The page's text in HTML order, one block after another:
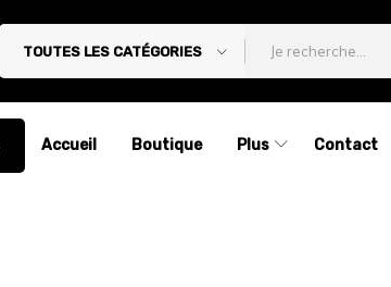
TOUTES LES CATÉGORIES
Accueil Boutique Plus Contact